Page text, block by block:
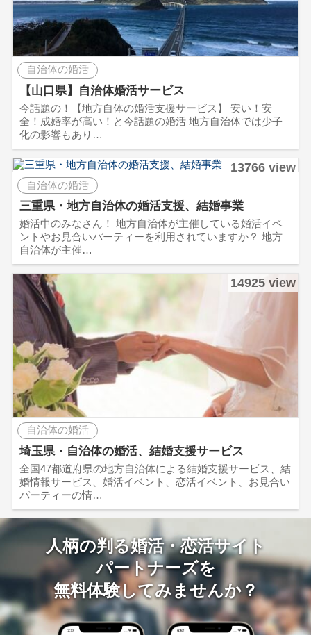
自治体の婚活
【山口県】自治体婚活サービス
今話題の！【地方自体の婚活支援サービス】 安い！安
全！成婚率が高い！と今話題の婚活 地方自治体では少子
化の影響もあり…
13766 view
自治体の婚活
三重県・地方自治体の婚活支援、結婚事業
婚活中のみなさん！ 地方自治体が主催している婚活イベ
ントやお見合いパーティーを利用されていますか？ 地方
自治体が主催…
14925 view
自治体の婚活
埼玉県・自治体の婚活、結婚支援サービス
全国47都道府県の地方自治体による結婚支援サービス、結
婚情報サービス、婚活イベント、恋活イベント、お見合い
パーティーの情…
人柄の判る婚活・恋活サイト
パートナーズを
無料体験してみませんか？